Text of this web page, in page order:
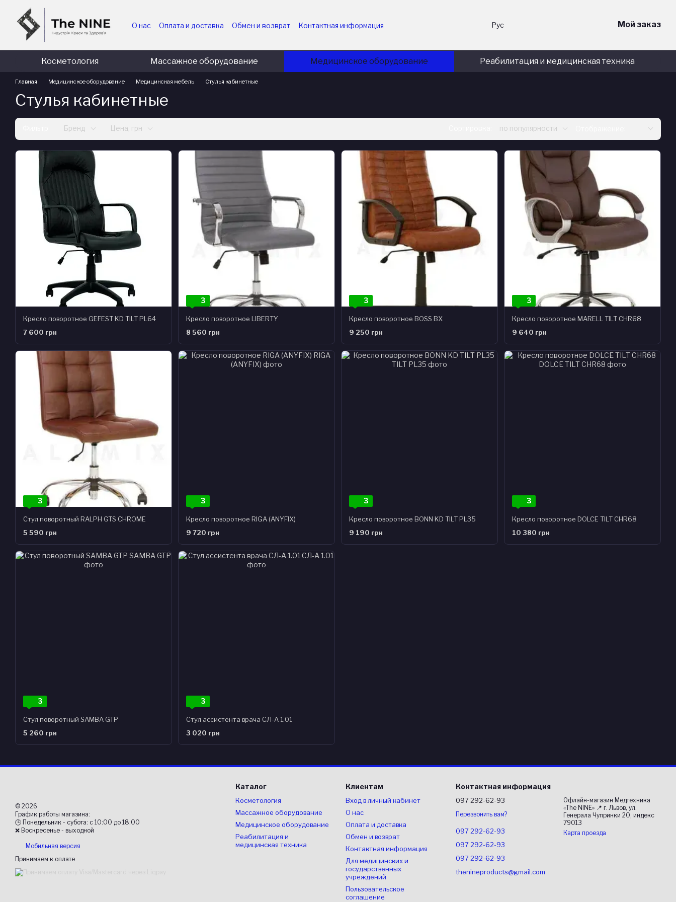
Перейти к основному контенту
О нас Оплата и доставка Обмен и возврат
Контактная информация
Рус Мой заказ
Косметология Массажное оборудование Медицинское оборудование Реабилитация и медицинская техника
Главная Медицинское оборудование Медицинская мебель Стулья кабинетные
Стулья кабинетные
Бренд Цена, грн по популярности
Кресло поворотное GEFEST KD TILT PL64
7 600 грн
3
Кресло поворотное LIBERTY
8 560 грн
3
Кресло поворотное BOSS BX
9 250 грн
3
Кресло поворотное MARELL TILT CHR68
9 640 грн
3
Стул поворотный RALPH GTS CHROME
5 590 грн
3
Кресло поворотное RIGA (ANYFIX)
9 720 грн
3
Кресло поворотное BONN KD TILT PL35
9 190 грн
3
Кресло поворотное DOLCE TILT CHR68
10 380 грн
3
Стул поворотный SAMBA GTP
5 260 грн
3
Стул ассистента врача СЛ-А 1.01
3 020 грн
© 2026
График работы магазина:
🕒 Понедельник - субота: с 10:00 до 18:00
❌ Воскресенье - выходной
Мобильная версия
Принимаем к оплате
Каталог
Косметология
Массажное оборудование
Медицинское оборудование
Реабилитация и
медицинская техника
Клиентам
Вход в личный кабинет
О нас
Оплата и доставка
Обмен и возврат
Контактная информация
Для медицинских и
государственных
учреждений
Пользовательское
соглашение
Контактная информация
097 292-62-93
Перезвонить вам?
097 292-62-93
097 292-62-93
097 292-62-93
thenineproducts@gmail.com
Офлайн-магазин Медтехника
«The NINE» 📍 г. Львов, ул.
Генерала Чупринки 20, индекс
79013
Карта проезда